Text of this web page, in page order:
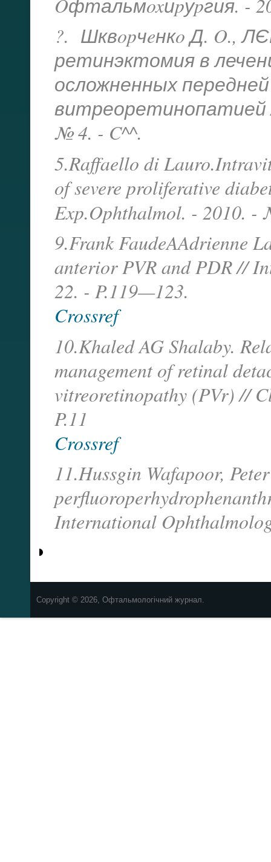
?. Шквopчeнкo Д. O.,
ретинэктомия в
осложненных
витреоретинопатией
№ 4. - C^^.
5.Raffaello di
of severe proliferative
Exp.Ophthalmol. - 2010. -
9.Frank FaudeAAdrienne
anterior PVR and PDR //
22. - P.119—123.
Crossref
10.Khaled AG Shalaby.
management of retinal
vitreoretinopathy (PVr) //
P.11
Crossref
11.Hussgin Wafapoor,
International
Copyright © 2026, Офтальмологічний журнал.